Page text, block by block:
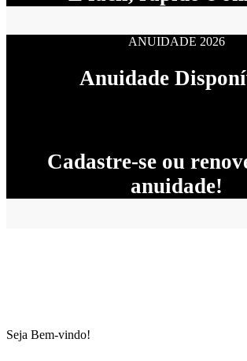
ANUIDADE 2026
Anuidade
Cadastre-se ou
anuidade!
Seja Bem-vindo!